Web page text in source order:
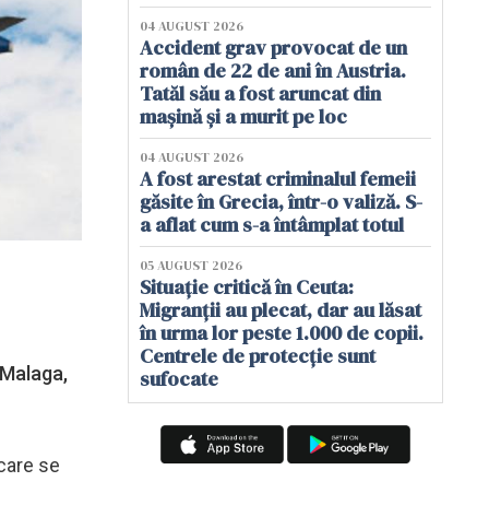
se
04 AUGUST 2026
Accident grav provocat de un
român de 22 de ani în Austria.
Tatăl său a fost aruncat din
mașină și a murit pe loc
04 AUGUST 2026
A fost arestat criminalul femeii
găsite în Grecia, într-o valiză. S-
a aflat cum s-a întâmplat totul
05 AUGUST 2026
Situație critică în Ceuta:
Migranții au plecat, dar au lăsat
în urma lor peste 1.000 de copii.
Centrele de protecție sunt
sufocate